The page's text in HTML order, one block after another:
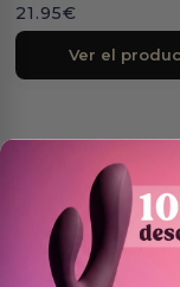
21.95€
Ver el
Más